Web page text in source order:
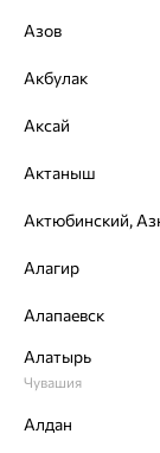
157 570
Азов
Акбулак
Аксай
Актаныш
Алагир
Алапаевск
Алатырь
Чувашия
Алдан